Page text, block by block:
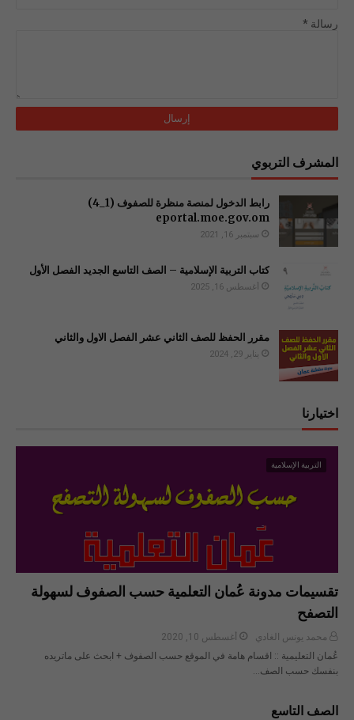
رسالة *
المشرف التربوي
رابط الدخول لمنصة منظرة للصفوف (1_4)
سبتمبر 16, 2021
كتاب التربية الإسلامية – الصف التاسع الجديد الفصل الأول
أغسطس 16, 2025
مقرر الحفظ للصف الثاني عشر الفصل الاول والثاني
يناير 29, 2024
اختيارنا
التربية الإسلامية
تقسيمات مدونة عُمان التعلمية حسب الصفوف لسهولة
التصفح
محمد يونس الغادي
أغسطس 10, 2020
عُمان التعليمية :: اقسام هامة في الموقع حسب الصفوف + ابحث على ماتريده
بنفسك حسب الصف…
الصف التاسع